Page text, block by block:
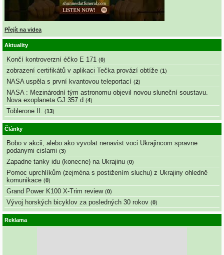
Přejít na videa
Aktuality
Končí kontroverzní éčko E 171 (0)
zobrazení certifikátů v aplikaci Tečka provází obtíže (1 )
NASA uspěla s první kvantovou teleportací (2)
NASA : Mezinárodní tým astronomu objevil novou sluneční soustavu.
Nova exoplaneta GJ 357 d (4)
Toblerone II. (13)
Články
Bobo v akcii, alebo ako vyvolat nenavist voci Ukrajincom spravne
podanymi cislami (3)
Zapadne tanky idu (konecne) na Ukrajinu (0)
Pomoc uprchlíkům (zejména s postižením sluchu) z Ukrajiny ohledně
komunikace (0)
Grand Power K100 X-Trim review (0)
Vývoj horských bicyklov za posledných 30 rokov (0)
Reklama